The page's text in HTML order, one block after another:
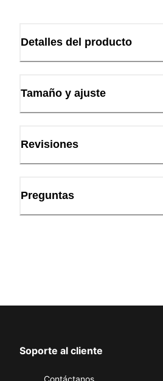
Detalles del producto
Tamaño y ajuste
Revisiones
Preguntas
Soporte al cliente
Contáctanos